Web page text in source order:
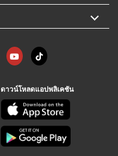
ดาวน์โหลดแอปพลิเคชัน